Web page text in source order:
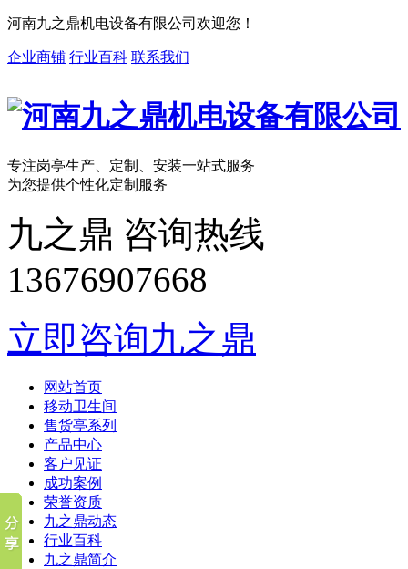
河南九之鼎机电设备有限公司欢迎您！
企业商铺 行业百科 联系我们
专注岗亭生产、定制、安装一站式服务
为您提供个性化定制 服务
九之鼎 咨询热线
13676907668
立即咨询九之鼎
网站首页
移动卫生间
售货亭系列
产品中心
客户见证
成功案例
荣誉资质
九之鼎动态
行业百科
九之鼎简介